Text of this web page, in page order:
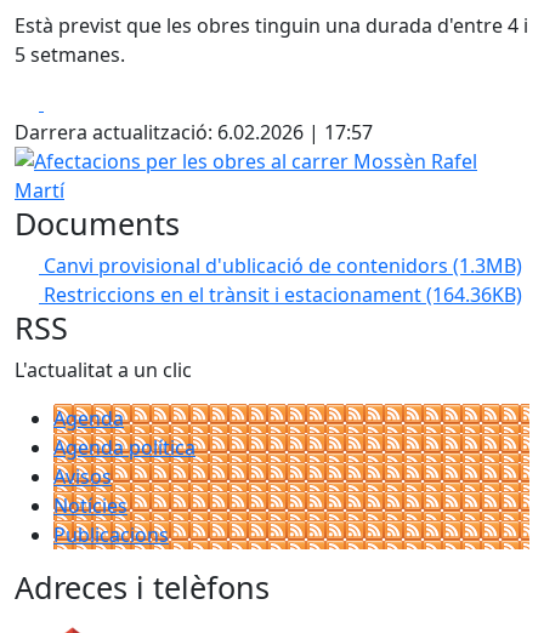
Està previst que les obres tinguin una durada d'entre 4 i
5 setmanes.
Darrera actualització: 6.02.2026 | 17:57
Afectacions per les obres al carrer Mossèn Rafel Martí
Documents
Canvi provisional d'ublicació de contenidors (1.3MB)
Restriccions en el trànsit i estacionament(164.36KB)
RSS
L'actualitat a un clic
Agenda
Agenda política
Avisos
Notícies
Publicacions
Adreces i telèfons